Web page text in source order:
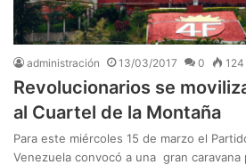
administración 13/03/2017 0 124
Revolucionarios se
al Cuartel de la Montaña
Para este miércoles 15 de marzo el
Venezuela convocó a una gran